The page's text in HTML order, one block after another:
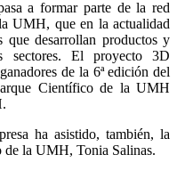
a formar parte de la red
UMH, que en la actualidad
que desarrollan productos y
sectores. El proyecto 3D
de la 6ª edición del
Científico de la UMH
ha asistido, también, la
de la UMH, Tonia Salinas.